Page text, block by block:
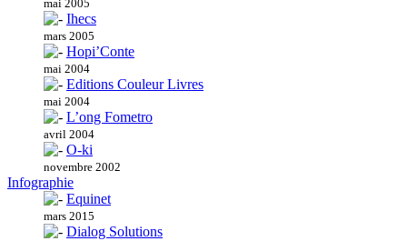
mai 2005
Ihecs
mars 2005
Hopi’Conte
mai 2004
Editions Couleur Livres
mai 2004
L’ong Fometro
avril 2004
O-ki
novembre 2002
Infographie
Equinet
mars 2015
Dialog Solutions